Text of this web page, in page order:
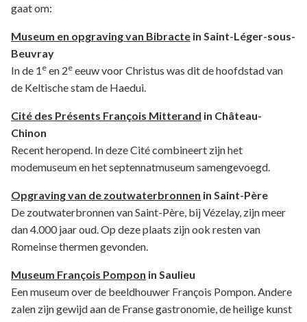
gaat om:
Museum en opgraving van Bibracte in Saint-Léger-sous-
Beuvray
In de 1 e en 2e eeuw voor Christus was dit de hoofdstad van
de Keltische stam de Haedui.
Cité des Présents François Mitterand in Château-
Chinon
Recent heropend. In deze Cité combineert zijn het
modemuseum en het septennatmuseum samengevoegd.
Opgraving van de zoutwaterbronnen in Saint-Père
De zoutwaterbronnen van Saint-Père, bij Vézelay, zijn meer
dan 4.000 jaar oud. Op deze plaats zijn ook resten van
Romeinse thermen gevonden.
Museum François Pompon in Saulieu
Een museum over de beeldhouwer François Pompon. Andere
zalen zijn gewijd aan de Franse gastronomie, de heilige kunst